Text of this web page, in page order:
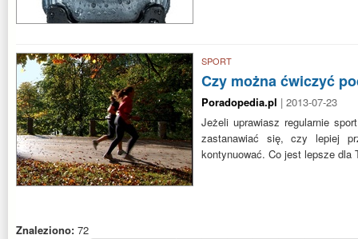
SPORT
Czy można ćwiczyć
Poradopedia.pl | 2013-07-23
Jeżeli uprawiasz regularnie
zastanawiać się, czy lepiej
kontynuować. Co jest lepsze dla
Znaleziono: 72